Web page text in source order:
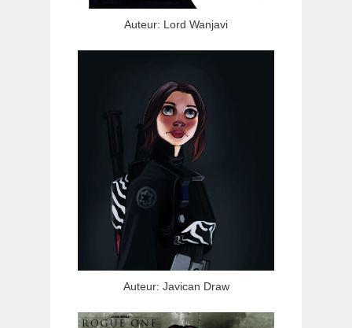
Auteur: Lord Wanjavi
Auteur: Javican Draw